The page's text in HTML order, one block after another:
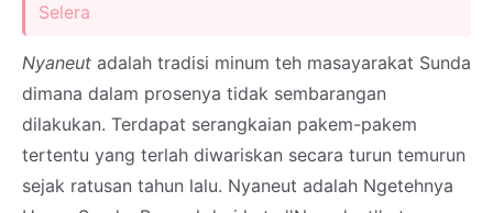
Selera
Nyaneut adalah tradisi minum teh masayarakat Sunda
dimana dalam prosenya tidak sembarangan
dilakukan. Terdapat serangkaian pakem-pakem
tertentu yang terlah diwariskan secara turun temurun
sejak ratusan tahun lalu. Nyaneut adalah Ngetehnya